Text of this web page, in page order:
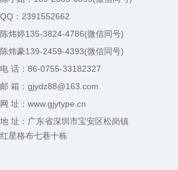
QQ：2391552662
陈炜婷135-3824-4786(微信同号)
陈炜豪139-2459-4393(微信同号)
电 话：86-0755-33182327
邮 箱：gjydz88@163.com
网 址：www.gjytype.cn
地 址：广东省深圳市宝安区松岗镇
红星格布七巷十栋